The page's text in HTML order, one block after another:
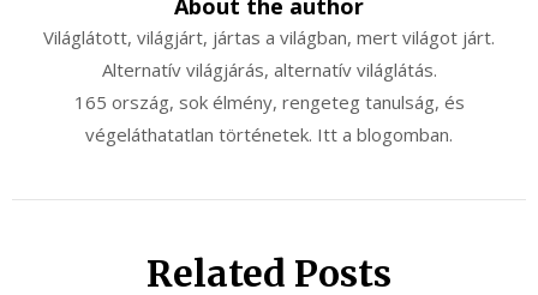
About the author
Világlátott, világjárt, jártas a világban, mert világot járt.
Alternatív világjárás, alternatív világlátás.
165 ország, sok élmény, rengeteg tanulság, és
végeláthatatlan történetek. Itt a blogomban.
Related Posts